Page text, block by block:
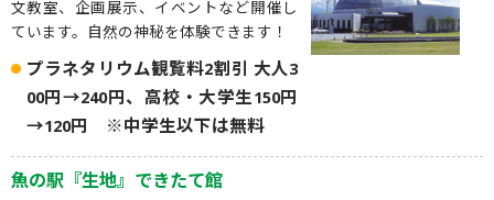
文教室、企画展示、イベントなど開催し
ています。自然の神秘を体験できます！
プラネタリウム観覧料2割引 大人3
00円→240円、高校・大学生150円
→120円 ※中学生以下は無料
魚の駅『生地』できたて館